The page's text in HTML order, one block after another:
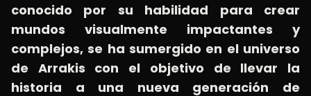
conocido por su habilidad para crear
mundos visualmente impactantes y
complejos, se ha sumergido en el universo
de Arrakis con el objetivo de llevar la
historia a una nueva generación de